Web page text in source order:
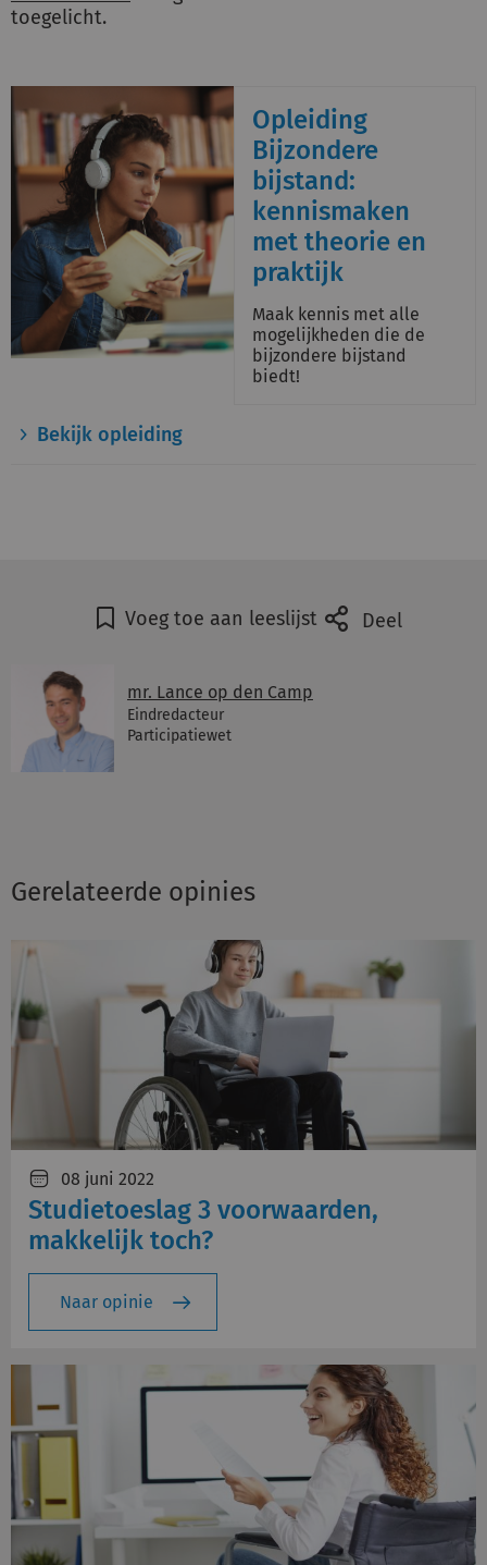
toegelicht.
Opleiding
Bijzondere
bijstand:
kennismaken
met theorie en
praktijk
Maak kennis met alle
mogelijkheden die de
bijzondere bijstand
biedt!
Bekijk opleiding
Voeg toe aan leeslijst Deel
mr. Lance op den Camp
Eindredacteur
Participatiewet
Gerelateerde opinies
08 juni 2022
Studietoeslag 3 voorwaarden,
makkelijk toch?
Naar opinie